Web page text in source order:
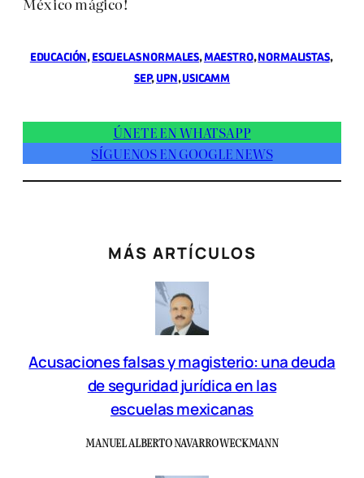
EDUCACIÓN, ESCUELAS NORMALES, MAESTRO, NORMALISTAS,
SEP, UPN, USICAMM
ÚNETE EN WHATSAPP
SÍGUENOS EN GOOGLE NEWS
MÁS ARTÍCULOS
Acusaciones falsas y magisterio: una deuda
de seguridad jurídica en las
escuelas mexicanas
MANUEL ALBERTO NAVARRO WECKMANN